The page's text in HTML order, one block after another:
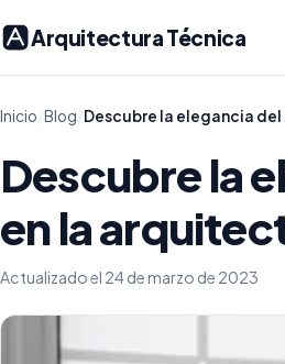
Arquitectura Técnica
Inicio/Blog/Descubre la elegancia
Descubre la
en la
Actualizado el 24 de marzo de 2023